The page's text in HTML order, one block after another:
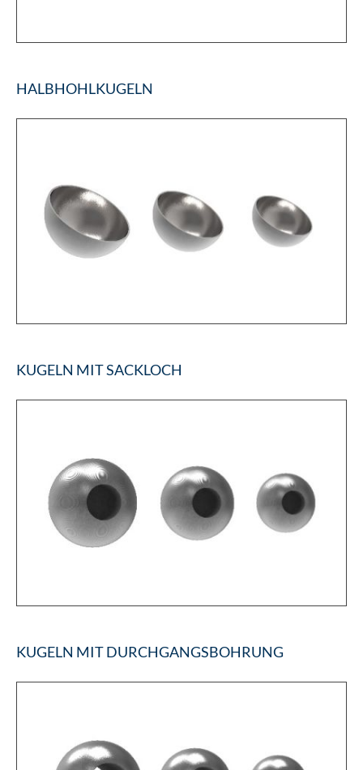
HALBHOHLKUGELN
KUGELN MIT SACKLOCH
KUGELN MIT DURCHGANGSBOHRUNG